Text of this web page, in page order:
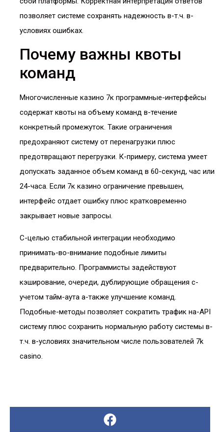
позволяет системе сохранять надежность в-т.ч. в-
условиях ошибках.
Почему важны квоты
команд
Многочисленные казино 7к программные-интерфейсы
содержат квоты на объему команд в-течение
конкретный промежуток. Такие ограничения
предохраняют систему от перенагрузки плюс
предотвращают перегрузки. К-примеру, система умеет
допускать заданное объем команд в 60-секунд, час или
24-часа. Если 7к казино ограничение превышен,
интерфейс отдает ошибку плюс кратковременно
закрывает новые запросы.
С-целью стабильной интеграции необходимо
принимать-во-внимание подобные лимиты
предварительно. Программисты задействуют
кэширование, очереди, дублирующие обращения с-
учетом тайм-аута а-также улучшение команд.
Подобные-методы позволяет сократить трафик на-API
систему плюс сохранить нормальную работу системы в-
т.ч. в-условиях значительном числе пользователей 7k
casino.